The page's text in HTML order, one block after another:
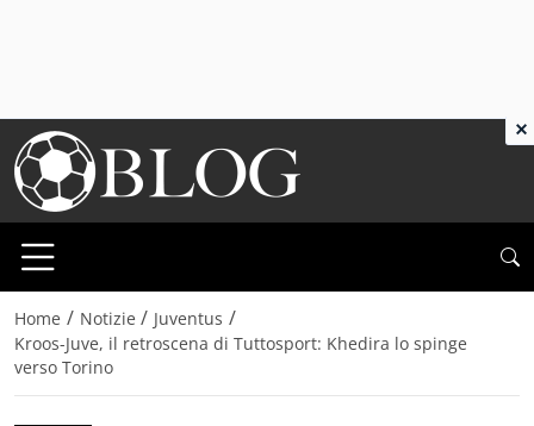
Home / Notizie / Juventus /
Kroos-Juve, il retroscena di Tuttosport: Khedira lo spinge
verso Torino
×